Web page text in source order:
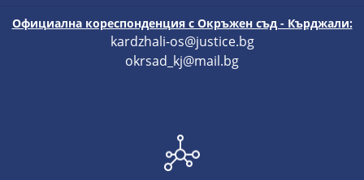
Официална кореспонденция с Окръжен съд - Кърджали:
kardzhali-os@justice.bg
okrsad_kj@mail.bg